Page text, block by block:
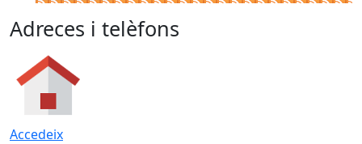
Adreces i telèfons
Accedeix